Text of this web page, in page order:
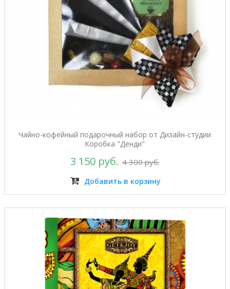
Чайно-кофейный подарочный набор от Дизайн-студии
Коробка "Денди"
3 150 руб. 4 300 руб.
Добавить в корзину